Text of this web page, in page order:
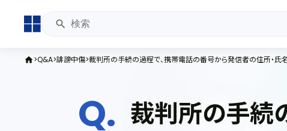
home Q&A 誹謗中傷 裁判所の手続の過程で、携帯電話の番号から発信者の住所・氏
裁判所の手続